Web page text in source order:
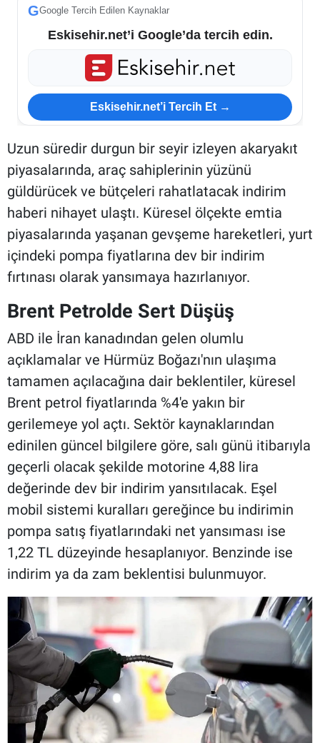
GGoogle Tercih Edilen Kaynaklar
Eskisehir.net’i Google’da tercih edin.
Eskisehir.net’i Tercih Et →
Uzun süredir durgun bir seyir izleyen akaryakıt
piyasalarında, araç sahiplerinin yüzünü
güldürücek ve bütçeleri rahatlatacak indirim
haberi nihayet ulaştı. Küresel ölçekte emtia
piyasalarında yaşanan gevşeme hareketleri, yurt
içindeki pompa fiyatlarına dev bir indirim
fırtınası olarak yansımaya hazırlanıyor.
Brent Petrolde Sert Düşüş
ABD ile İran kanadından gelen olumlu
açıklamalar ve Hürmüz Boğazı'nın ulaşıma
tamamen açılacağına dair beklentiler, küresel
Brent petrol fiyatlarında %4'e yakın bir
gerilemeye yol açtı. Sektör kaynaklarından
edinilen güncel bilgilere göre, salı günü itibarıyla
geçerli olacak şekilde motorine 4,88 lira
değerinde dev bir indirim yansıtılacak. Eşel
mobil sistemi kuralları gereğince bu indirimin
pompa satış fiyatlarındaki net yansıması ise
1,22 TL düzeyinde hesaplanıyor. Benzinde ise
indirim ya da zam beklentisi bulunmuyor.